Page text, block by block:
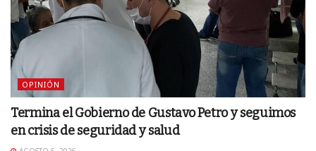
OPINIÓN
Termina el Gobierno de Gustavo Petro y seguimos
en crisis de seguridad y salud